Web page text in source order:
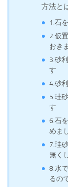
方法と
1.石
2.仮
おき
3.砂
す
4.砂
5.珪
す
6.石
めま
7.珪
無く
8.水
るの